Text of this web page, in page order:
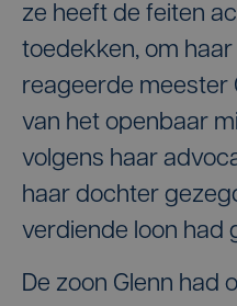
ze heeft de feiten
toedekken, om
reageerde meester
van het openbaar
volgens haar
haar dochter
verdiende loon had
De zoon Glenn had